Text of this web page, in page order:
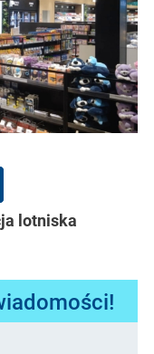
lotniska